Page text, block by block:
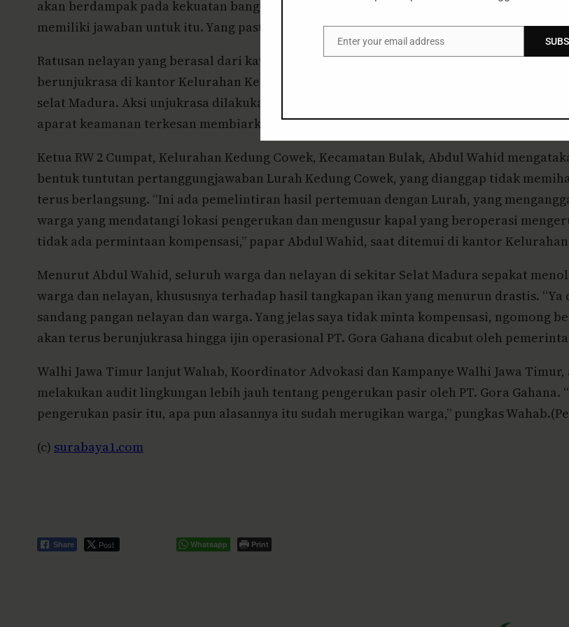
akan berdampak pada kekuatan bangunan di atas laut, atau pantai yang terabrasi.
memiliki jawaban untuk itu. Yang pasti pengerukan ini sangat berbahaya bagi ekosistem
Ratusan nelayan yang berasal dari kawasan Nambangan dan Cumpat Surabaya yang
berunjukrasa di kantor Kelurahan Kedung Cowek, menuntut penghentian seluruh
selat Madura. Aksi unjukrasa dilakukan karena secara diam-diam PT. Gora Gahan terus
aparat keamanan terkesan membiarkan aktivitas pengerukan pasir yang meresahkan
Ketua RW 2 Cumpat, Kelurahan Kedung Cowek, Kecamatan Bulak, Abdul Wahid
bentuk tuntutan pertanggungjawaban Lurah Kedung Cowek, yang dianggap tidak
terus berlangsung. “Ini ada pemelintiran hasil pertemuan dengan Lurah, yang
warga yang mendatangi lokasi pengerukan dan mengusur kapal yang beroperasi
tidak ada permintaan kompensasi,” papar Abdul Wahid, saat ditemui di kantor Kelurahan
Menurut Abdul Wahid, seluruh warga dan nelayan di sekitar Selat Madura sepakat
warga dan nelayan, khususnya terhadap hasil tangkapan ikan yang menurun drastis.
sandang pangan nelayan dan warga. Yang jelas saya tidak minta kompensasi, ngomong
akan terus berunjukrasa hingga ijin operasional PT. Gora Gahana dicabut oleh
Walhi Jawa Timur lanjut Wahab, Koordinator Advokasi dan Kampanye Walhi Jawa
melakukan audit lingkungan lebih jauh tentang pengerukan pasir oleh PT. Gora
pengerukan pasir itu, apa pun alasannya itu sudah merugikan warga,” pungkas
(c) surabaya1.com
Share Post Whatsapp Print
Email
Enter your email address